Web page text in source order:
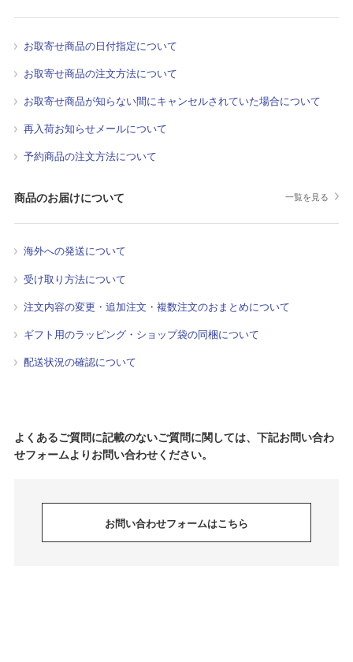
お取寄せ商品の日付指定について
お取寄せ商品の注文方法について
お取寄せ商品が知らない間にキャンセルされていた場合について
再入荷お知らせメールについて
予約商品の注文方法について
商品のお届けについて 一覧を見る
海外への発送について
受け取り方法について
注文内容の変更・追加注文・複数注文のおまとめについて
ギフト用のラッピング・ショップ袋の同梱について
配送状況の確認について
よくあるご質問に記載のないご質問に関しては、下記お問い合わ
せフォームよりお問い合わせください。
お問い合わせフォームはこちら